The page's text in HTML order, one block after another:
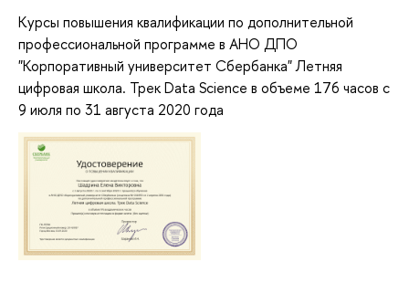
Курсы повышения квалификации по дополнительной
профессиональной программе в АНО ДПО
"Корпоративный университет Сбербанка" Летняя
цифровая школа. Трек Data Science в объеме 176 часов с
9 июля по 31 августа 2020 года